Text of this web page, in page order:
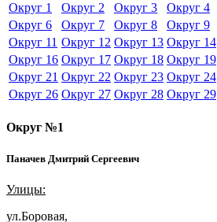
Округ 1 Округ 2 Округ 3 Округ 4
Округ 6
Округ 7 Округ 8 Округ 9
Округ 11 Округ 12 Округ 13 Округ 14
Округ 16 Округ 17 Округ 18 Округ 19
Округ 21 Округ 22 Округ 23 Округ 24
Округ 26 Округ 27 Округ 28 Округ 29
Округ №1
Паначев Дмитрий Сергеевич
Улицы:
ул.Боровая,